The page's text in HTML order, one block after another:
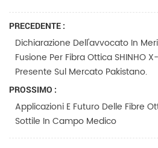
PRECEDENTE :
Dichiarazione Dell'avvocato In
Fusione Per Fibra Ottica SHINHO
Presente Sul Mercato Pakistano.
PROSSIMO :
Applicazioni E Futuro Delle Fibre
Sottile In Campo Medico